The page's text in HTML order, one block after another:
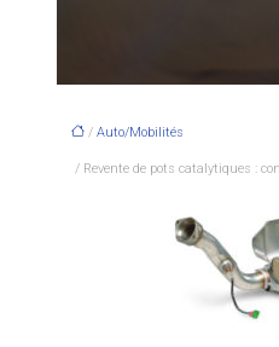
/Auto/Mobilités
/ Revente de pots catalytiques :